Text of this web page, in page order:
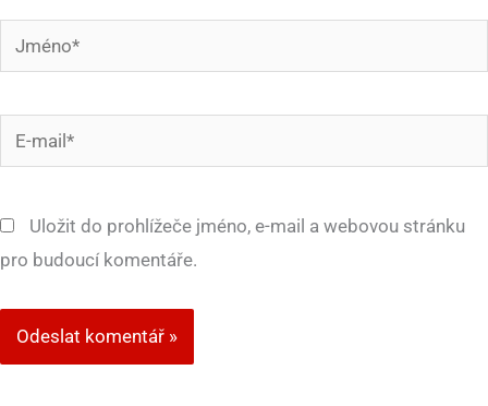
Jméno*
mail*
Uložit do prohlížeče jméno, e-mail a webovou stránku
pro budoucí komentáře.